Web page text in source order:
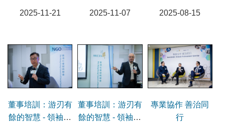
2025-11-21
2025-11-07
2025-08-15
董事培訓：游刃有
餘的智慧 - 領袖軟
董事培訓：游刃有
餘的智慧 - 領袖硬
專業協作 善治同
行